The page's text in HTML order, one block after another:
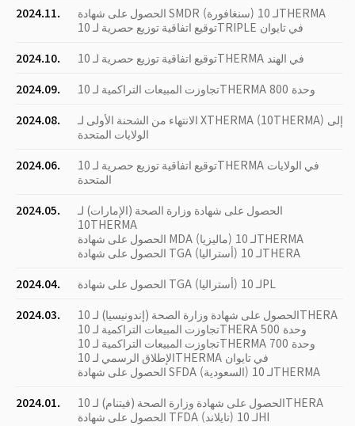
2024.11.
الحصول على شهادة SMDR (سنغافورة) لـ 10THERMA
توقيع اتفاقية توزيع حصرية لـ 10TRIPLE في تايوان
2024.10.
توقيع اتفاقية توزيع حصرية لـ 10THERMA في الهند
2024.09.
تجاوزت المبيعات التراكمية لـ 10THERMA 800 وحدة
2024.08.
الانتهاء من الشحنة الأولى لـ XTHERMA (10THERMA) إلى
الولايات المتحدة
2024.06.
توقيع اتفاقية توزيع حصرية لـ 10THERMA في الولايات
المتحدة
2024.05.
الحصول على شهادة وزارة الصحة (الإمارات) لـ
10THERMA
الحصول على شهادة MDA (ماليزيا) لـ 10THERMA
الحصول على شهادة TGA (أستراليا) لـ 10THERA
2024.04.
الحصول على شهادة TGA (أستراليا) لـ 10PL
2024.03.
الحصول على شهادة وزارة الصحة (إندونيسيا) لـ 10THERA
تجاوزت المبيعات التراكمية لـ 10THERA 500 وحدة
تجاوزت المبيعات التراكمية لـ 10THERMA 700 وحدة
الإطلاق الرسمي لـ 10THERMA في تايوان
الحصول على شهادة SFDA (السعودية) لـ 10THERMA
2024.01.
الحصول على شهادة وزارة الصحة (فيتنام) لـ 10THERA
الحصول على شهادة TFDA (تايلاند) لـ 10HI